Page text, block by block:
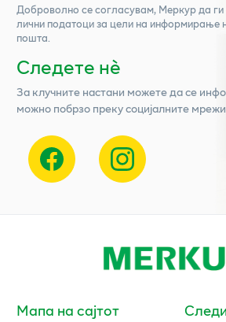
Доброволно се согласувам, Меркурда
лични податоци за цели на информирање
пошта.
Следете нѐ
За клучните настани можете да се
можно побрзо преку социјалните
Мапа на сајтот